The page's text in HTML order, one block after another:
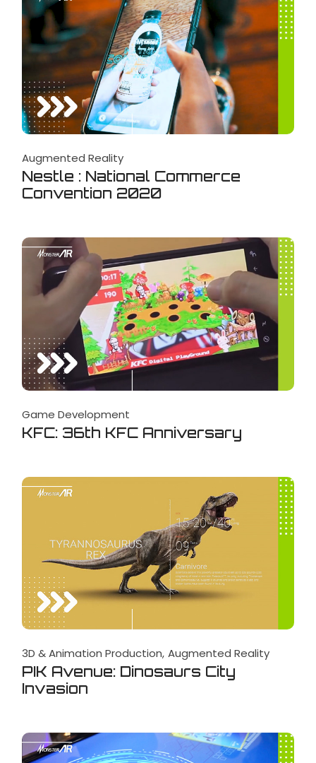
Augmented Reality
Nestle : National Commerce
Convention 2020
Game Development
KFC: 36th KFC Anniversary
3D & Animation Production Augmented Reality
PIK Avenue: Dinosaurs City
Invasion